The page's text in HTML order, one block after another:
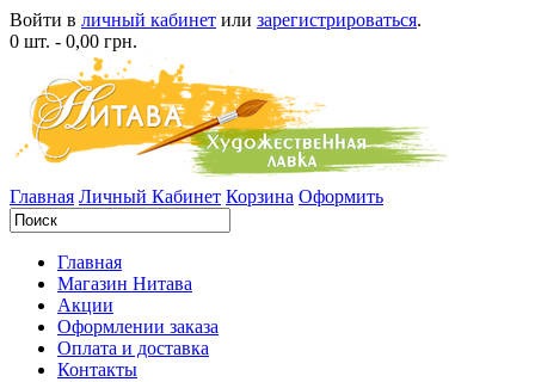
Войти в личный кабинет или зарегистрироваться.
0 шт. - 0,00 грн.
Главная Личный Кабинет Корзина Оформить
Главная
Магазин Нитава
Акции
Оформлении заказа
Оплата и доставка
Контакты